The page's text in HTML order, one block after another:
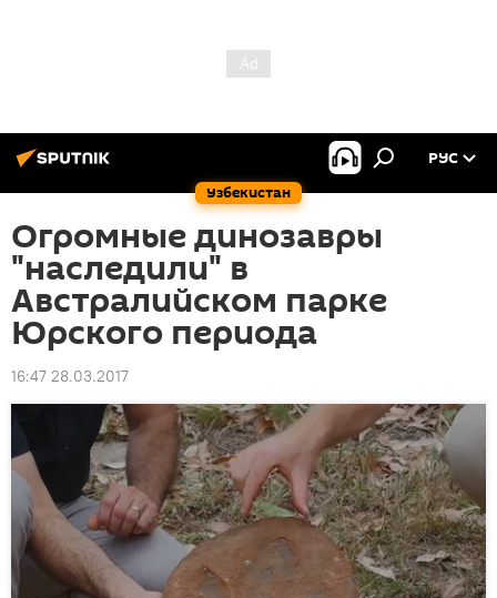
Узбекистан
РУС
Огромные динозавры
"наследили" в
Австралийском парке
Юрского периода
16:47 28.03.2017